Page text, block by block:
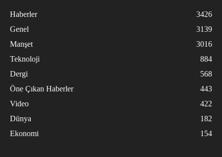
Haberler
3426
Genel
3139
Manşet
3016
Teknoloji
884
Dergi
568
Öne Çıkan Haberler
443
Video
422
Dünya
182
Ekonomi
154